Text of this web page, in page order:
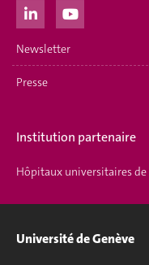
Newsletter
Presse
Institution partenaire
Hôpitaux universitaires de
Université de Genève